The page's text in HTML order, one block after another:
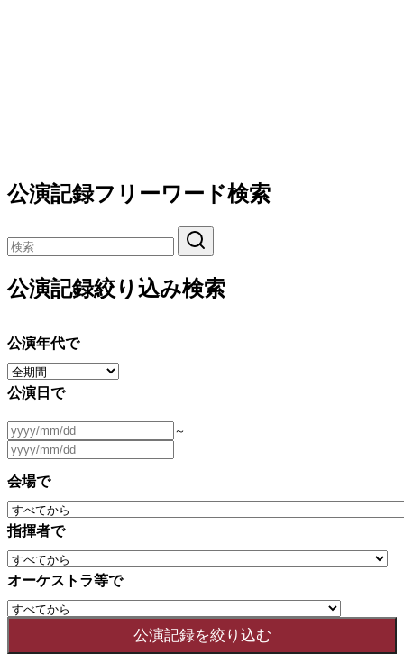
公演記録フリーワード検索
公演記録絞り込み検索
公演年代で
公演日で
～
会場で
指揮者で
オーケストラ等で